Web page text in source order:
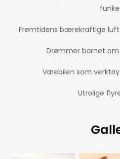
Fremtidens bærekraftige
Drømmer barnet
Varebilen som
Utrolige